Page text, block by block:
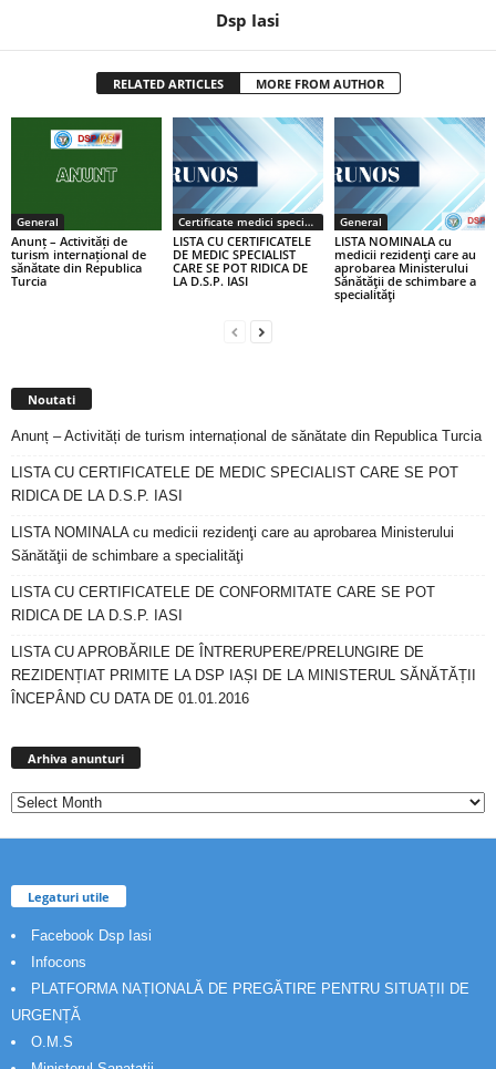
Dsp Iasi
RELATED ARTICLES MORE FROM AUTHOR
General
Anunț – Activități de
turism internațional de
sănătate din Republica
Turcia
Certificate medici specialiști / primari
LISTA CU CERTIFICATELE
DE MEDIC SPECIALIST
CARE SE POT RIDICA DE
LA D.S.P. IASI
General
LISTA NOMINALA cu
medicii rezidenţi care au
aprobarea Ministerului
Sănătăţii de schimbare a
specialităţi
Noutati
Anunț – Activități de turism internațional de sănătate din Republica Turcia
LISTA CU CERTIFICATELE DE MEDIC SPECIALIST CARE SE POT
RIDICA DE LA D.S.P. IASI
LISTA NOMINALA cu medicii rezidenţi care au aprobarea Ministerului
Sănătăţii de schimbare a specialităţi
LISTA CU CERTIFICATELE DE CONFORMITATE CARE SE POT
RIDICA DE LA D.S.P. IASI
LISTA CU APROBĂRILE DE ÎNTRERUPERE/PRELUNGIRE DE
REZIDENȚIAT PRIMITE LA DSP IAȘI DE LA MINISTERUL SĂNĂTĂȚII
ÎNCEPÂND CU DATA DE 01.01.2016
Arhiva anunturi
Legaturi utile
Facebook Dsp Iasi
Infocons
PLATFORMA NAȚIONALĂ DE PREGĂTIRE PENTRU SITUAȚII DE
URGENȚĂ
O.M.S